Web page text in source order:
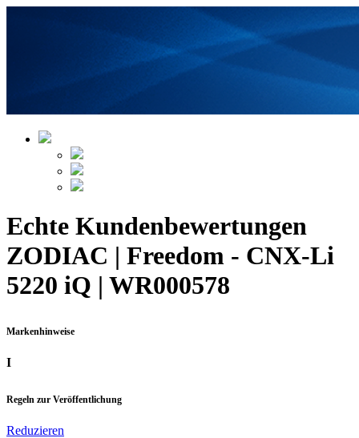
Echte Kundenbewertungen
ZODIAC | Freedom - CNX-Li
5220 iQ | WR000578
Markenhinweise
I
Regeln zur Veröffentlichung
Reduzieren